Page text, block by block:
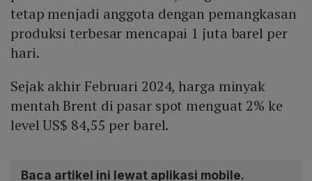
tetap menjadi anggota dengan pemangkasan
produksi terbesar mencapai 1 juta barel per
hari.
Sejak akhir Februari 2024, harga minyak
mentah Brent di pasar spot menguat 2% ke
level US$ 84,55 per barel.
Baca artikel ini lewat aplikasi mobile.